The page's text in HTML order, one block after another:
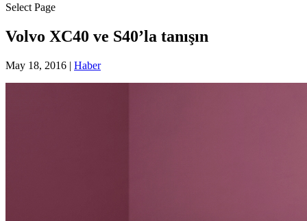
Select Page
Volvo XC40 ve S40’la tanışın
May 18, 2016 | Haber